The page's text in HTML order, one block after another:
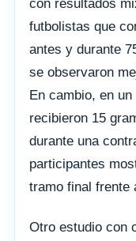
con resultados
futbolistas que
antes y durante
se observaron
En cambio, en
recibieron 15
durante una
participantes
tramo final frente
Otro estudio con